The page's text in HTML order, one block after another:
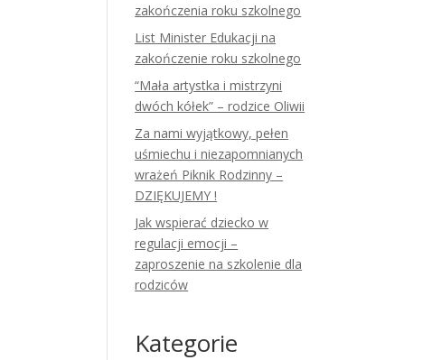
zakończenia roku szkolnego
List Minister Edukacji na
zakończenie roku szkolnego
“Mała artystka i mistrzyni
dwóch kółek” – rodzice Oliwii
Za nami wyjątkowy, pełen
uśmiechu i niezapomnianych
wrażeń Piknik Rodzinny –
DZIĘKUJEMY !
Jak wspierać dziecko w
regulacji emocji –
zaproszenie na szkolenie dla
rodziców
Kategorie